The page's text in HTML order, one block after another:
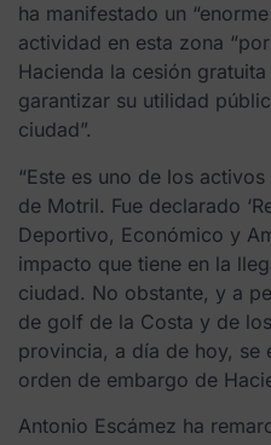
ha manifestado un
actividad en esta zona
Hacienda la cesión
garantizar su utilidad
ciudad”.
“Este es uno de los
de Motril. Fue declarado
Deportivo, Económico y
impacto que tiene en la
ciudad. No obstante, y a
de golf de la Costa y de
provincia, a día de hoy, se
orden de embargo de
Antonio Escámez ha